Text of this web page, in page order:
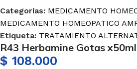
Categorías: MEDICAMENTO
MEDICAMENTO HOMEOPATICO
Etiqueta: TRATAMIENTO
R43 Herbamine Gotas
$ 108.000